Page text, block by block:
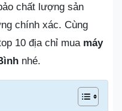
chất lượng sản
chính xác. Cùng
10 địa chỉ mua máy
nhé.